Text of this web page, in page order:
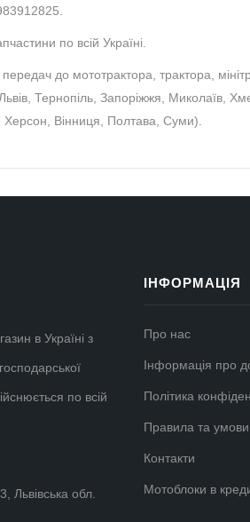
по всій Україні.
до мототрактора, трактора,
Тернопіль, Запоріжжя, Миколаїв,
Херсон, Вінниця, Полтава, Суми).
в Україні з
по всій
Львівська обл.
ІНФОРМАЦІЯ
Про нас
Інформація про
Політика
Правила та умови
Контакти
Мотоблоки в